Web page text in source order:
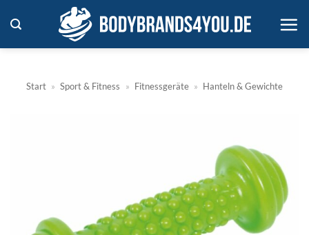
Inhalt
springen
Start » Sport & Fitness » Fitnessgeräte » Hanteln & Gewichte